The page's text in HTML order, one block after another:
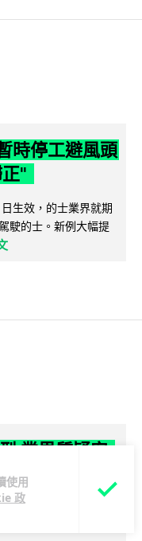
使用
政
時停工避風頭
"
生效，的士業界就期
駛的士。新例大幅提
業界質疑安
中國開發的開放權重